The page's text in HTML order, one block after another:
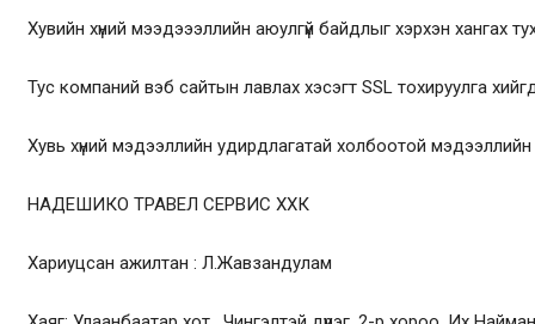
Хувийн хүний мээдэээллийн аюулгүй байдлыг хэрхэн хангах
Тус компаний вэб сайтын лавлах хэсэгт SSL тохируулга
Хувь хүний мэдээллийн удирдлагатай холбоотой мэдээллийн
НАДЕШИКО ТРАВЕЛ СЕРВИС ХХК
Хариуцсан ажилтан : Л.Жавзандулам